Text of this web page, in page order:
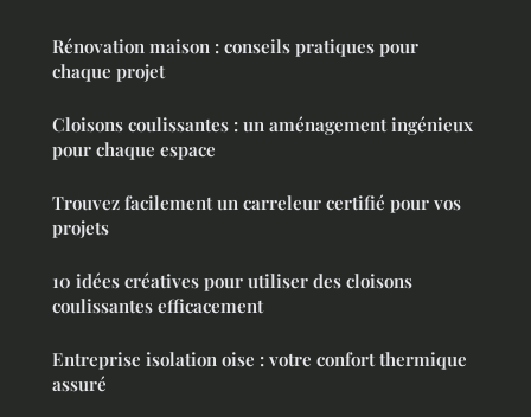
Rénovation maison : conseils pratiques pour
chaque projet
Cloisons coulissantes : un aménagement ingénieux
pour chaque espace
Trouvez facilement un carreleur certifié pour vos
projets
10 idées créatives pour utiliser des cloisons
coulissantes efficacement
Entreprise isolation oise : votre confort thermique
assuré